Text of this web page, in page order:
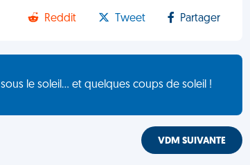
Reddit Tweet Partager
le soleil... et quelques coups de soleil !
VDM SUIVANTE